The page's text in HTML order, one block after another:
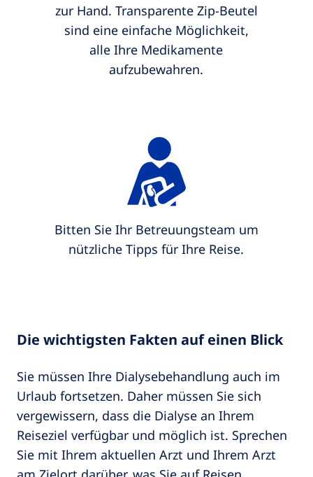
zur Hand. Transparente Zip-Beutel
sind eine einfache Möglichkeit,
alle Ihre Medikamente
aufzubewahren.
Bitten Sie Ihr Betreuungsteam um
nützliche Tipps für Ihre Reise.
Die wichtigsten Fakten auf einen Blick
Sie müssen Ihre Dialysebehandlung auch im
Urlaub fortsetzen. Daher müssen Sie sich
vergewissern, dass die Dialyse an Ihrem
Reiseziel verfügbar und möglich ist. Sprechen
Sie mit Ihrem aktuellen Arzt und Ihrem Arzt